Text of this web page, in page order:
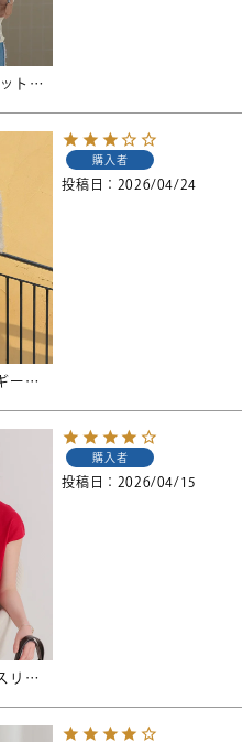
前後2wayアソートカットカーディガン【メール便可／100】
ハーフスリーブシャギーニットトップス
購入者
投稿日 2026/04/24
ベーシックフレンチスリーブライトニット【メール便可／30】
購入者
投稿日 2026/04/15